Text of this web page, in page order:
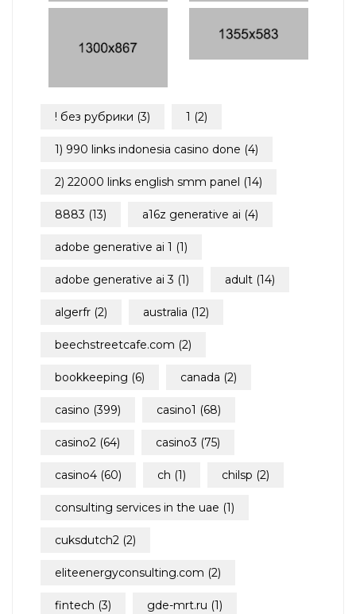
! без рубрики (3) 1 (2)
1) 990 links indonesia casino done (4)
2) 22000 links english smm panel (14)
8883 (13) a16z generative ai (4)
adobe generative ai 1 (1)
adobe generative ai 3 (1) adult (14)
algerfr (2) australia (12)
beechstreetcafe.com (2)
bookkeeping (6) canada (2)
casino (399) casino1 (68)
casino2 (64) casino3 (75)
casino4 (60) ch (1) chilsp (2)
consulting services in the uae (1)
cuksdutch2 (2)
eliteenergyconsulting.com (2)
fintech (3) gde-mrt.ru (1)